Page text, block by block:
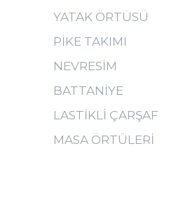
YATAK ÖRTÜSÜ
PİKE TAKIMI
NEVRESİM
BATTANİYE
LASTİKLİ ÇARŞAF
MASA ÖRTÜLERİ